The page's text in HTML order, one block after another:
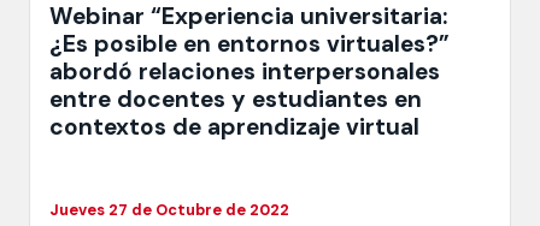
Webinar “Experiencia universitaria:
¿Es posible en entornos virtuales?”
abordó relaciones interpersonales
entre docentes y estudiantes en
contextos de aprendizaje virtual
Jueves 27 de Octubre de 2022